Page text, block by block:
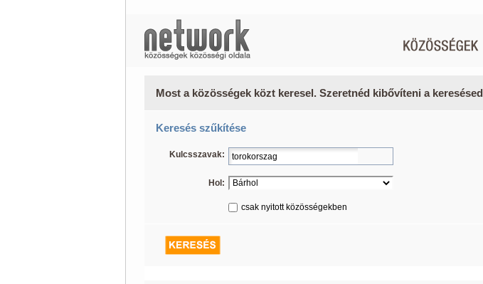
Most a közösségek közt keresel. Szeretnéd kibővíteni a keresésed
Keresés szűkítése
Kulcsszavak:
Hol:
csak nyitott közösségekben